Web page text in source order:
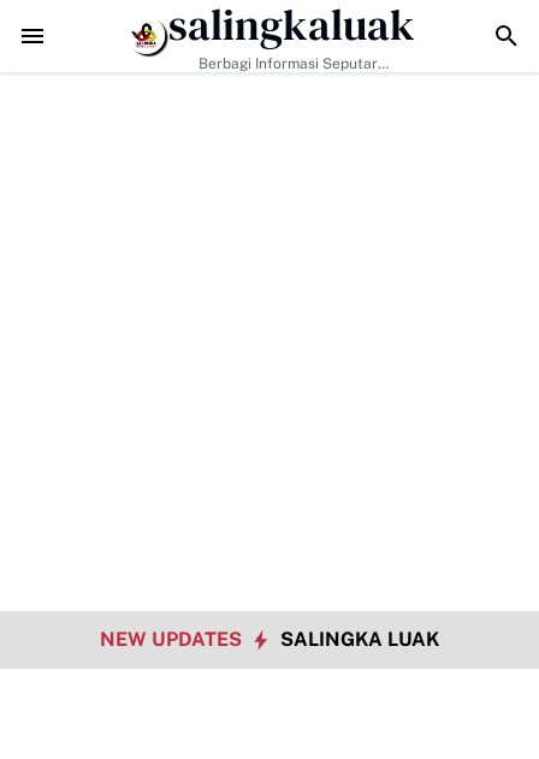
Perkuat Nilai Empat Pilar MPR RI TMMD ke-129 Kodim
salingkaluak
Berbagi Informasi Seputar
NEW UPDATES SALINGKA LUAK